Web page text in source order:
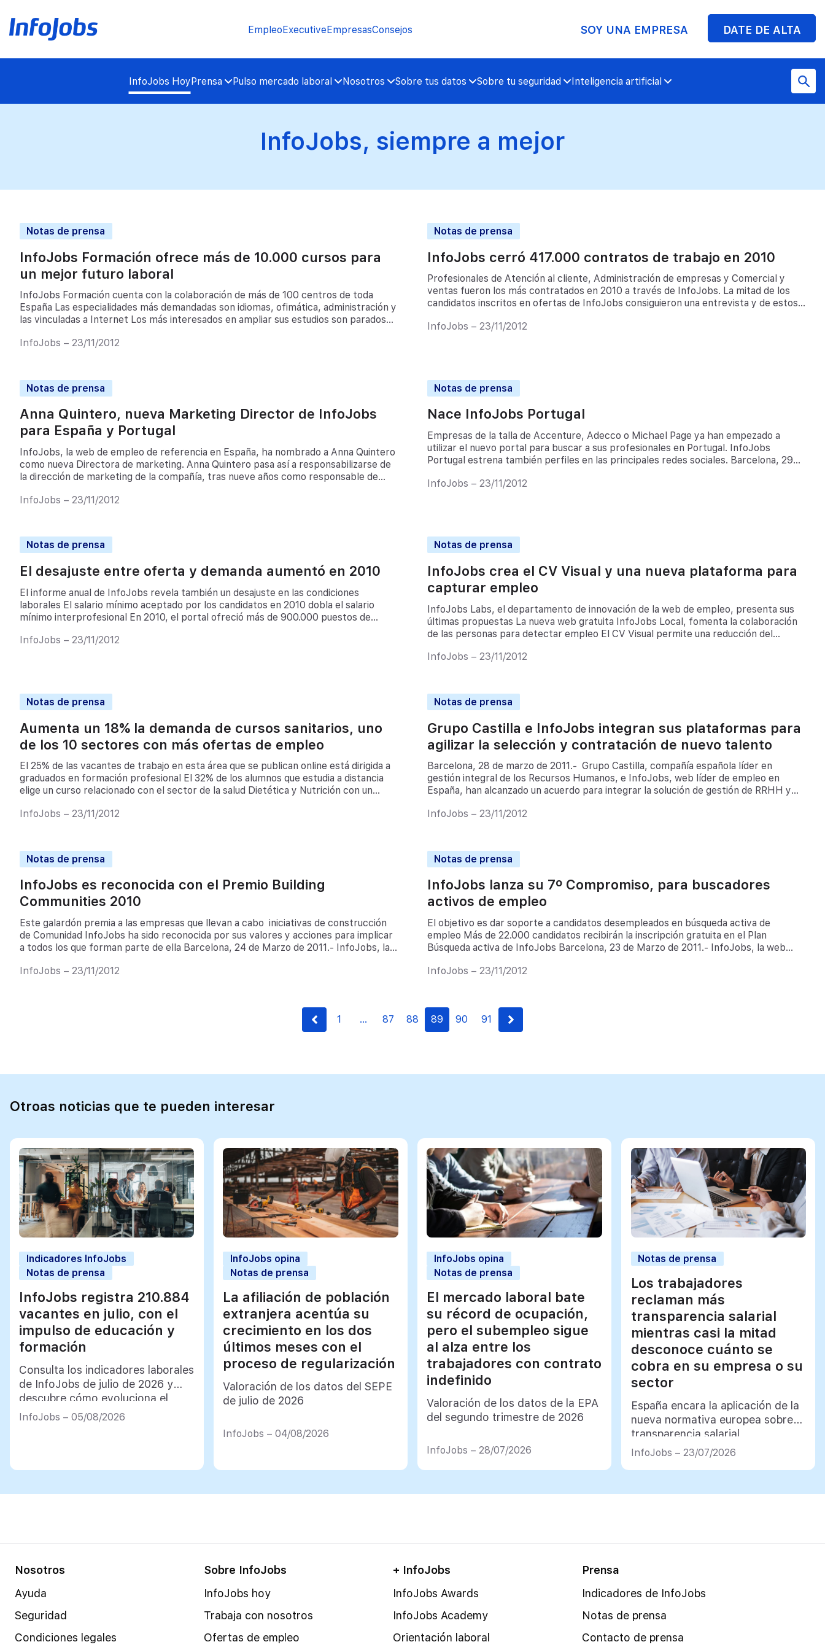
EmpleoExecutiveEmpresasConsejos SOY UNA EMPRESA DATE DE ALTA
InfoJobs HoyPrensa Pulso mercado laboral Nosotros Sobre tus datos Sobre tu seguridad Inteligencia artificial
InfoJobs, siempre a mejor
Notas de prensa
InfoJobs Formación ofrece más de 10.000 cursos para
un mejor futuro laboral
InfoJobs Formación cuenta con la colaboración de más de 100 centros de toda
España Las especialidades más demandadas son idiomas, ofimática, administración y
las vinculadas a Internet Los más interesados en ampliar sus estudios son parados
de 2011.- InfoJobs, la web de empleo líder en […]
InfoJobs – 23/11/2012
Notas de prensa
InfoJobs cerró 417.000 contratos de trabajo en 2010
Profesionales de Atención al cliente, Administración de empresas y Comercial y
ventas fueron los más contratados en 2010 a través de InfoJobs. La mitad de los
candidatos inscritos en ofertas de InfoJobs consiguieron una entrevista y de estos,
difícil situación […]
InfoJobs – 23/11/2012
Notas de prensa
Anna Quintero, nueva Marketing Director de InfoJobs
para España y Portugal
InfoJobs, la web de empleo de referencia en España, ha nombrado a Anna Quintero
como nueva Directora de marketing. Anna Quintero pasa así a responsabilizarse de
la dirección de marketing de la compañía, tras nueve años como responsable de
Gurt, director general de InfoJobs […]
InfoJobs – 23/11/2012
Notas de prensa
Nace InfoJobs Portugal
Empresas de la talla de Accenture, Adecco o Michael Page ya han empezado a
utilizar el nuevo portal para buscar a sus profesionales en Portugal. InfoJobs
Portugal estrena también perfiles en las principales redes sociales. Barcelona, 29
InfoJobs Portugal, donde espera lograr la […]
InfoJobs – 23/11/2012
Notas de prensa
El desajuste entre oferta y demanda aumentó en 2010
El informe anual de InfoJobs revela también un desajuste en las condiciones
laborales El salario mínimo aceptado por los candidatos en 2010 dobla el salario
mínimo interprofesional En 2010, el portal ofreció más de 900.000 puestos de
especializados en TIC Barcelona, 15 de Junio de 2011.- […]
InfoJobs – 23/11/2012
Notas de prensa
InfoJobs crea el CV Visual y una nueva plataforma para
capturar empleo
InfoJobs Labs, el departamento de innovación de la web de empleo, presenta sus
últimas propuestas La nueva web gratuita InfoJobs Local, fomenta la colaboración
de las personas para detectar empleo El CV Visual permite una reducción del
los RR.HH más […]
InfoJobs – 23/11/2012
Notas de prensa
Aumenta un 18% la demanda de cursos sanitarios, uno
de los 10 sectores con más ofertas de empleo
El 25% de las vacantes de trabajo en esta área que se publican online está dirigida a
graduados en formación profesional El 32% de los alumnos que estudia a distancia
elige un curso relacionado con el sector de la salud Dietética y Nutrición con un
InfoJobs – 23/11/2012
Notas de prensa
Grupo Castilla e InfoJobs integran sus plataformas para
agilizar la selección y contratación de nuevo talento
Barcelona, 28 de marzo de 2011.- Grupo Castilla, compañía española líder en
gestión integral de los Recursos Humanos, e InfoJobs, web líder de empleo en
España, han alcanzado un acuerdo para integrar la solución de gestión de RRHH y
del mismo, […]
InfoJobs – 23/11/2012
Notas de prensa
InfoJobs es reconocida con el Premio Building
Communities 2010
Este galardón premia a las empresas que llevan a cabo iniciativas de construcción
de Comunidad InfoJobs ha sido reconocida por sus valores y acciones para implicar
a todos los que forman parte de ella Barcelona, 24 de Marzo de 2011.- InfoJobs, la
InfoJobs – 23/11/2012
Notas de prensa
InfoJobs lanza su 7º Compromiso, para buscadores
activos de empleo
El objetivo es dar soporte a candidatos desempleados en búsqueda activa de
empleo Más de 22.000 candidatos recibirán la inscripción gratuita en el Plan
Búsqueda activa de InfoJobs Barcelona, 23 de Marzo de 2011.- InfoJobs, la web
buscadores activos de empleo. Esta iniciativa […]
InfoJobs – 23/11/2012
1 … 87 88 89 90 91
Otroas noticias que te pueden interesar
Indicadores InfoJobs
Notas de prensa
InfoJobs registra 210.884
vacantes en julio, con el
impulso de educación y
formación
Consulta los indicadores laborales
de InfoJobs de julio de 2026 y
descubre cómo evoluciona el
mercado de trabajo en España
InfoJobs – 05/08/2026
InfoJobs opina
Notas de prensa
La afiliación de población
extranjera acentúa su
crecimiento en los dos
últimos meses con el
proceso de regularización
Valoración de los datos del SEPE
de julio de 2026
InfoJobs – 04/08/2026
InfoJobs opina
Notas de prensa
El mercado laboral bate
su récord de ocupación,
pero el subempleo sigue
al alza entre los
trabajadores con contrato
indefinido
Valoración de los datos de la EPA
del segundo trimestre de 2026
InfoJobs – 28/07/2026
Notas de prensa
Los trabajadores
reclaman más
transparencia salarial
mientras casi la mitad
desconoce cuánto se
cobra en su empresa o su
sector
España encara la aplicación de la
nueva normativa europea sobre
transparencia salarial
InfoJobs – 23/07/2026
Nosotros
Ayuda
Seguridad
Condiciones legales
Sobre InfoJobs
InfoJobs hoy
Trabaja con nosotros
Ofertas de empleo
+ InfoJobs
InfoJobs Awards
InfoJobs Academy
Orientación laboral
Prensa
Indicadores de InfoJobs
Notas de prensa
Contacto de prensa